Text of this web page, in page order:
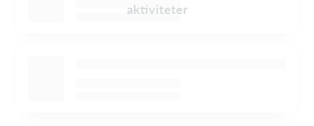
aktiviteter